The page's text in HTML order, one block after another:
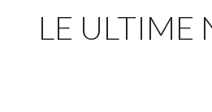
LE ULTIME